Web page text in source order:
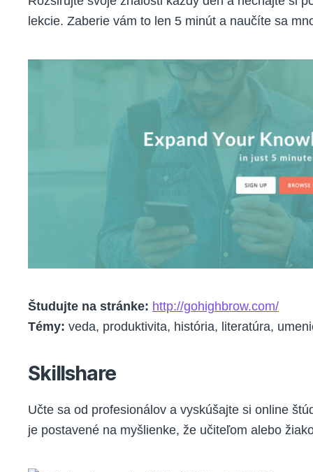
lekcie. Zaberie vám to len 5 minút a naučíte sa
Študujte na stránke: http://gohighbrow.com/
Témy: veda, produktivita, história, literatúra,
Skillshare
Učte sa od profesionálov a vyskúšajte si online
je postavené na myšlienke, že učiteľom alebo